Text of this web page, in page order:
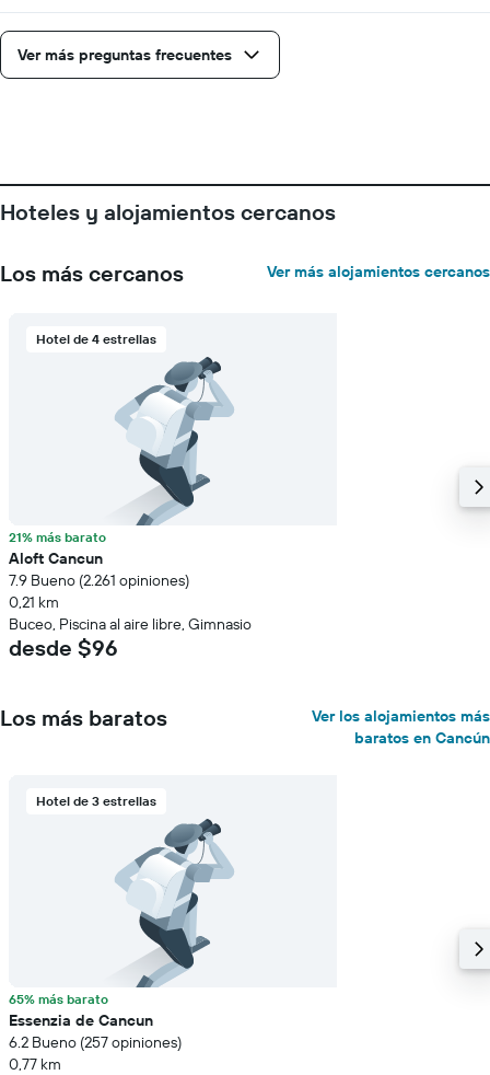
Ver más preguntas frecuentes
Hoteles y alojamientos cercanos
Los más cercanos Ver más alojamientos cercanos
Hotel de 4 estrellas
21% más barato
Aloft Cancun
7.9 Bueno (2.261 opiniones)
0,21 km
Buceo, Piscina al aire libre, Gimnasio
desde $96
Los más baratos
Ver los alojamientos más
baratos en Cancún
Hotel de 3 estrellas
65% más barato
Essenzia de Cancun
6.2 Bueno (257 opiniones)
0,77 km